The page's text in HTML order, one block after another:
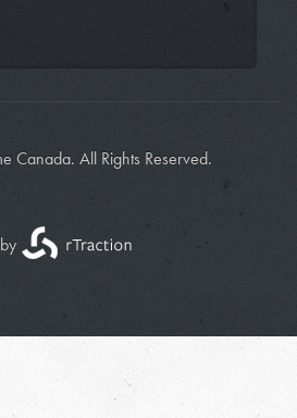
Canada. All Rights Reserved.